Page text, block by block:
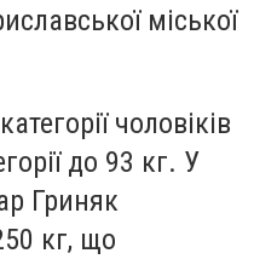
міської
чоловіків
до 93 кг. У
Гриняк
кг, що